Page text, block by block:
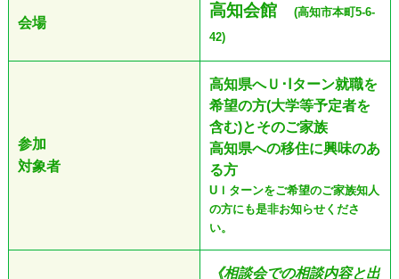
会場
高知会館
(高知市本町5-6-
42)
参加
対象者
高知県へＵ･Ⅰターン就職を
希望の方(大学等予定者を
含む)とそのご家族
高知県への移住に興味のあ
る方
UＩターンをご希望のご家族知人
の方にも是非お知らせくださ
い。
《相談会での相談内容と出